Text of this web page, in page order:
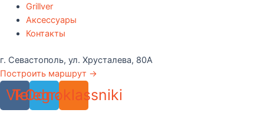
Grillver
Аксессуары
Контакты
г. Севастополь, ул. Хрусталева, 80А
Построить маршрут →
Vk
Telegram
Odnoklassniki